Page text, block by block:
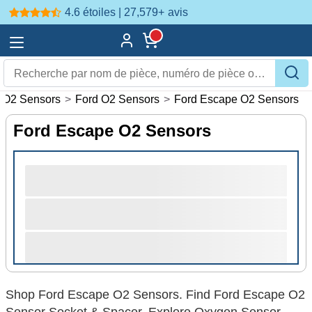
4.6 étoiles | 27,579+ avis
O2 Sensors > Ford O2 Sensors > Ford Escape O2 Sensors
Ford Escape O2 Sensors
Shop Ford Escape O2 Sensors. Find Ford Escape O2